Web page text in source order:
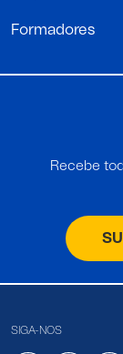
Formadores
Recebe
SIGA-NOS